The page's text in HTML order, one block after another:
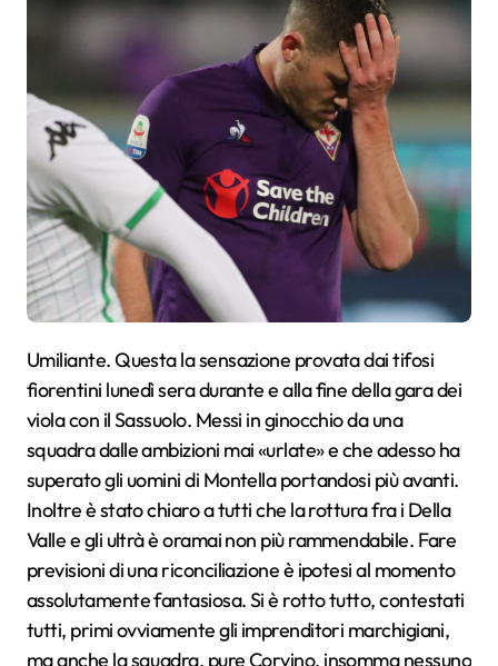
Umiliante. Questa la sensazione provata dai tifosi
fiorentini lunedì seradurante e alla fine della gara dei
viola con il Sassuolo. Messi in ginocchio da una
squadra dalle ambizioni mai «urlate» e che adesso ha
superato gli uomini di Montella portandosi più avanti.
Inoltre è stato chiaro a tutti che la rottura fra i Della
Valle e gli ultrà è oramai non più rammendabile. Fare
previsioni di una riconciliazione è ipotesi al momento
assolutamente fantasiosa. Si è rotto tutto, contestati
tutti, primi ovviamente gli imprenditori marchigiani,
ma anche la squadra, pureCorvino, insomma nessuno